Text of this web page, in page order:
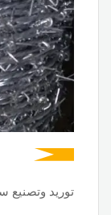
توريد وتصنيع